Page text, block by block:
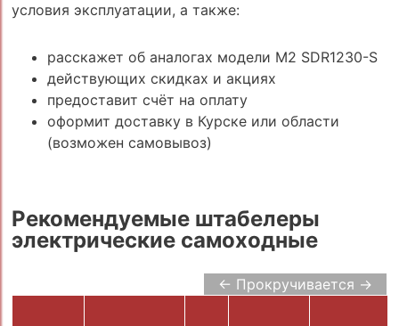
условия эксплуатации, а также:
расскажет об аналогах модели M2 SDR1230-S
действующих скидках и акциях
предоставит счёт на оплату
оформит доставку в Курске или области
(возможен самовывоз)
Рекомендуемые штабелеры
электрические самоходные
← Прокручивается →